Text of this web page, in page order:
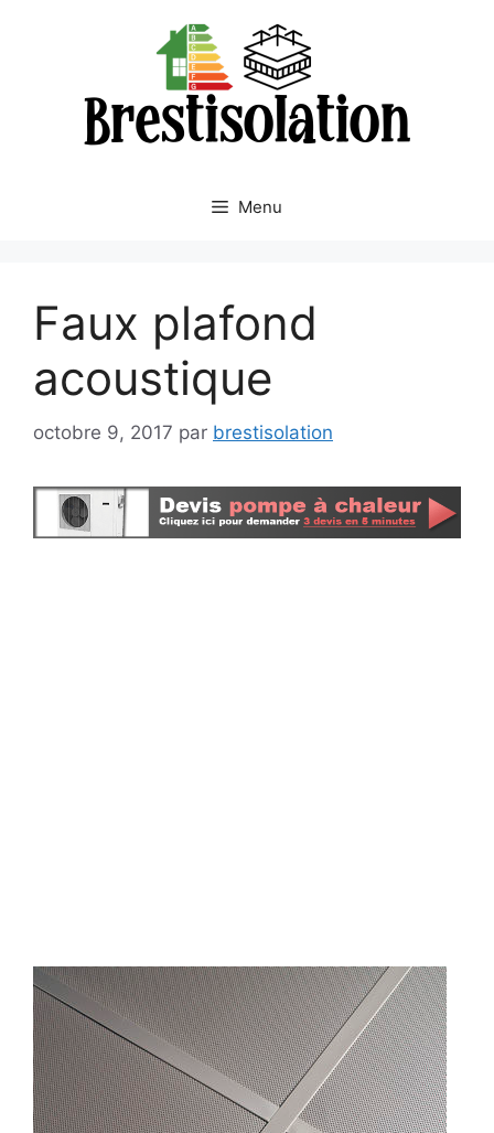
Menu
Faux plafond
acoustique
octobre 9, 2017 par brestisolation